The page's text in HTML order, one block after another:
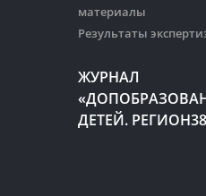
материалы
Результаты
ЖУРНАЛ
ДЕТЕЙ.